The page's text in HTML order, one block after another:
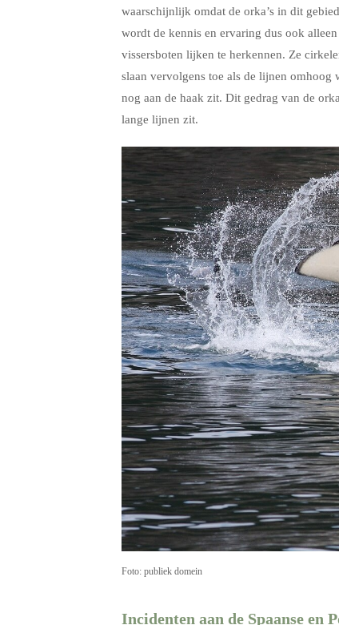
waarschijnlijk omdat de orka’s in dit
wordt de kennis en ervaring dus ook
vissersboten lijken te herkennen. Ze
slaan vervolgens toe als de lijnen omhoog
nog aan de haak zit. Dit gedrag van de
lange lijnen zit.
Foto: publiek domein
Incidenten aan de Spaanse en